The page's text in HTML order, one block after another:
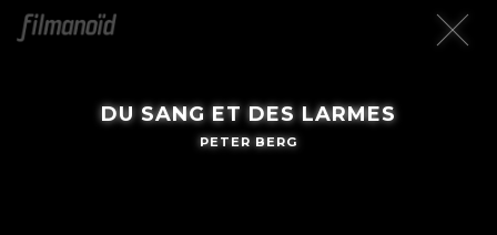
DU SANG ET DES LARMES
PETER BERG